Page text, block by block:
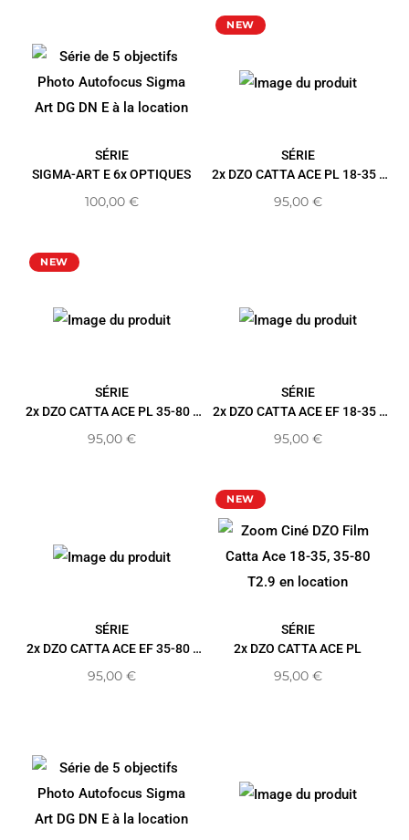
SÉRIE
SIGMA-ART E 6x OPTIQUES
100,00 €
NEW
SÉRIE
2x DZO CATTA ACE PL 18-35 /
95,00 €
NEW
SÉRIE
2x DZO CATTA ACE PL 35-80 /
95,00 €
SÉRIE
2x DZO CATTA ACE EF 18-35 /
95,00 €
SÉRIE
2x DZO CATTA ACE EF 35-80 /
95,00 €
NEW
SÉRIE
2x DZO CATTA ACE PL
95,00 €